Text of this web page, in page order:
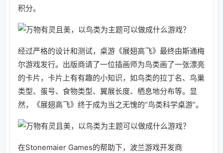
积分。
经过严格的设计和测试，桌游《展翅高飞》最终由斯通梅
尔游戏发行。出版商请了一位插画师为鸟类画了一张漂亮
的卡片，卡片上有有趣的小知识，如鸟类的拉丁名、鸟巢
类型、蛋号、食物类型、翼展长度、栖息地分布等。显
然，《展翅高飞》终于成为当之无愧的“鸟类科学桌游”。
在Stonemaier Games的帮助下，波兰游戏开发商